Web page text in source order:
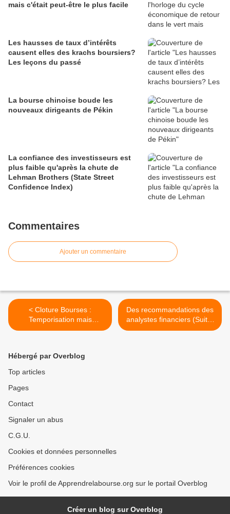
mais c'était peut-être le plus facile
Les hausses de taux d’intérêts
causent elles des krachs boursiers?
Les leçons du passé
La bourse chinoise boude les
nouveaux dirigeants de Pékin
La confiance des investisseurs est
plus faible qu'après la chute de
Lehman Brothers (State Street
Confidence Index)
Commentaires
Ajouter un commentaire
< Cloture Bourses :
Temporisation mais
hésitation
Des recommandations des
analystes financiers (Suite)
>
Hébergé par Overblog
Top articles
Pages
Contact
Signaler un abus
C.G.U.
Cookies et données personnelles
Préférences cookies
Voir le profil de Apprendrelabourse.org sur le portail Overblog
Créer un blog sur Overblog